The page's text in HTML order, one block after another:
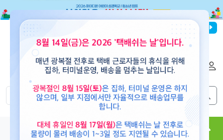
파이디온선교회
0
도서 뮤직 용품 현수막 콘텐츠